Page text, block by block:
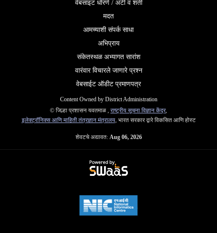
वेबसाइट धोरणे / अटी व शर्ती
मदत
आमच्याशी संपर्क साधा
अभिप्राय
संकेतस्थळ अभ्यागत सारांश
वारंवार विचारले जाणारे प्रश्न
वेबसाईट ऑडीट प्रमाणपत्र
Content Owned by District Administration
© जिल्हा प्रशासन यवतमाळ , राष्ट्रीय सूचना विज्ञान केंद्र,
इलेक्ट्रॉनिक्स आणि माहिती तंत्रज्ञान मंत्रालय, भारत सरकार द्वारे विकसित आणि होस्ट
शेवटचे अद्यावत: Aug 06, 2026